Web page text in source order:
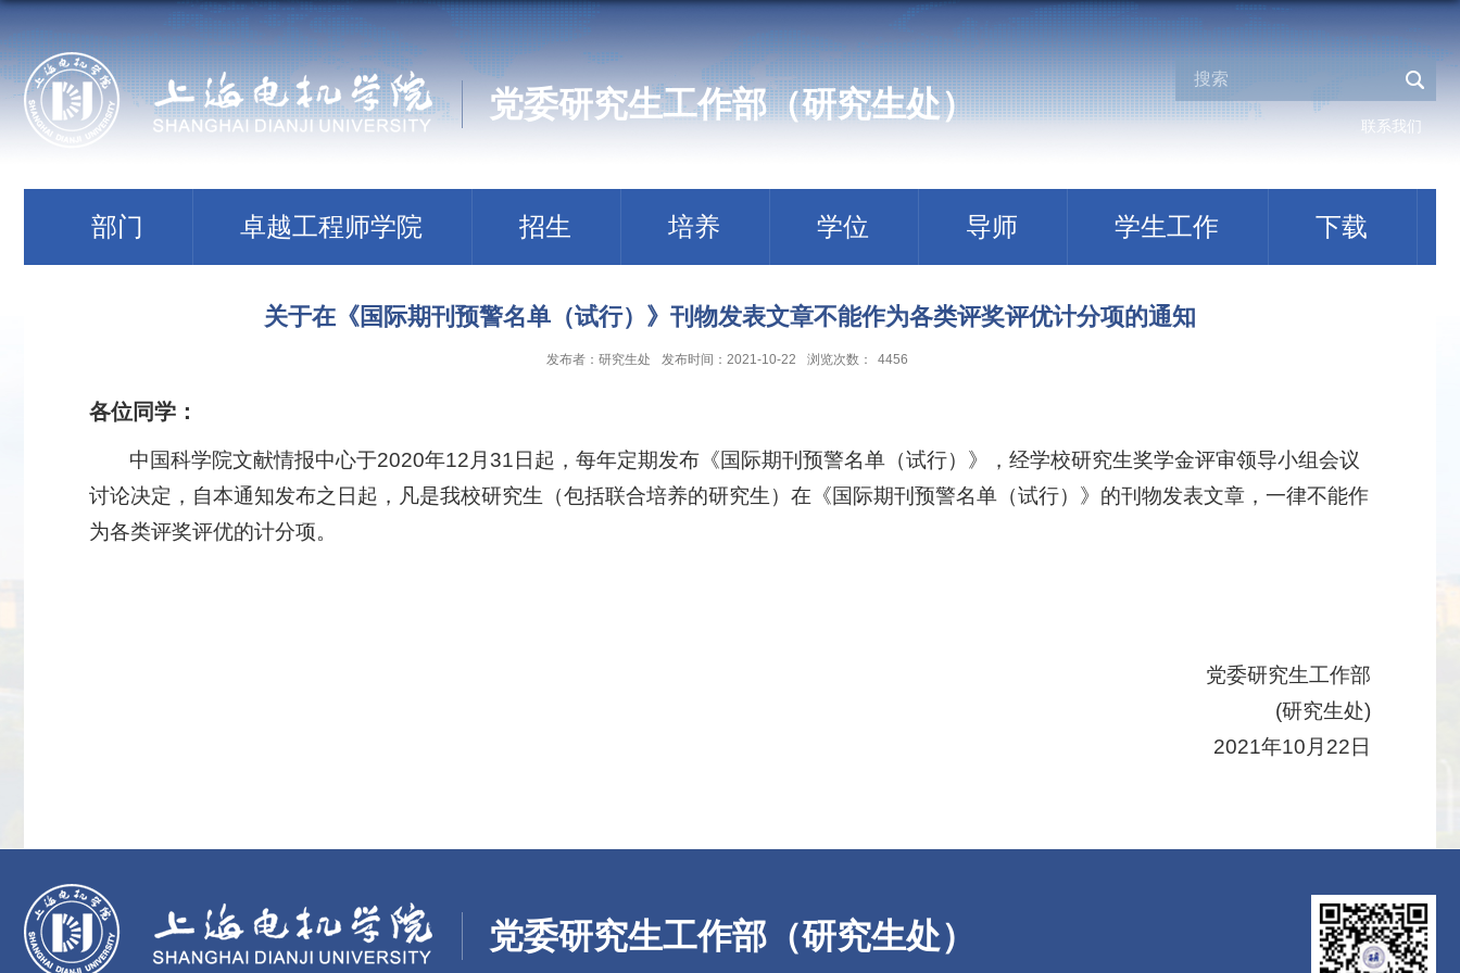
党委研究生工作部（研究生处）
联系我们
部门 卓越工程师学院 招生 培养 学位 导师 学生工作 下载
关于在《国际期刊预警名单（试行）》刊物发表文章不能作为各类评奖评优计分项的通知
发布者：研究生处 发布时间：2021-10-22 浏览次数： 4456
各位同学：
中国科学院文献情报中心于2020年12月31日起，每年定期发布《国际期刊预警名单（试行）》，经学校研究生奖学金评审领导小组会议
讨论决定，自本通知发布之日起，凡是我校研究生（包括联合培养的研究生）在《国际期刊预警名单（试行）》的刊物发表文章，一律不能作
为各类评奖评优的计分项。
党委研究生工作部
(研究生处)
2021年10 月 22 日
党委研究生工作部（研究生处）